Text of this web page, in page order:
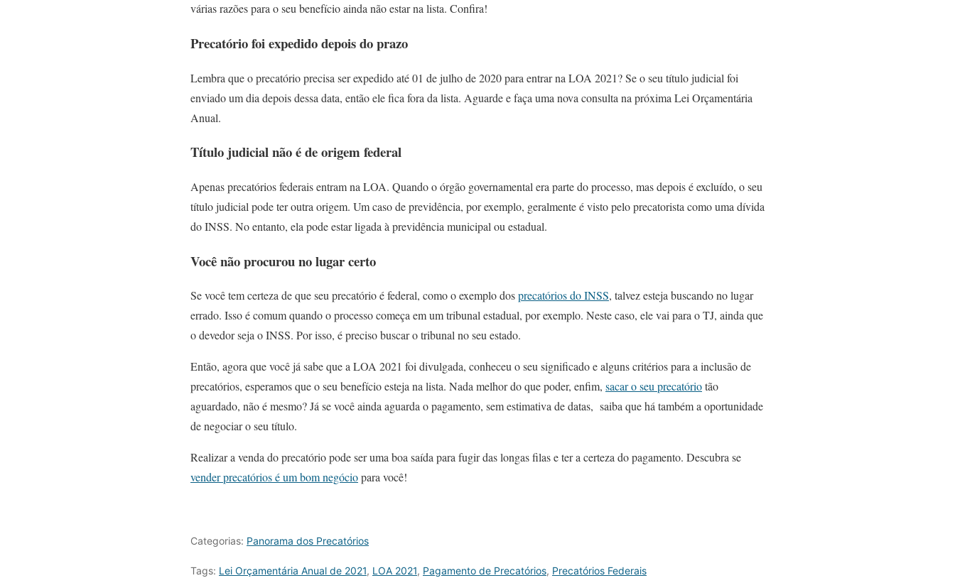
várias razões para o seu benefício ainda não estar na lista. Confira!
Precatório foi expedido depois do prazo
Lembra que o precatório precisa ser expedido até 01 de julho de 2020 para entrar na LOA 2021? Se o seu título judicial foi
enviado um dia depois dessa data, então ele fica fora da lista. Aguarde e faça uma nova consulta na próxima Lei Orçamentária
Anual.
Título judicial não é de origem federal
Apenas precatórios federais entram na LOA. Quando o órgão governamental era parte do processo, mas depois é excluído, o seu
título judicial pode ter outra origem. Um caso de previdência, por exemplo, geralmente é visto pelo precatorista como uma dívida
do INSS. No entanto, ela pode estar ligada à previdência municipal ou estadual.
Você não procurou no lugar certo
Se você tem certeza de que seu precatório é federal, como o exemplo dosprecatórios do INSS, talvez esteja buscando no lugar
errado. Isso é comum quando o processo começa em um tribunal estadual, por exemplo. Neste caso, ele vai para o TJ, ainda que
o devedor seja o INSS. Por isso, é preciso buscar o tribunal no seu estado.
Então, agora que você já sabe que a LOA 2021 foi divulgada, conheceu o seu significado e alguns critérios para a inclusão de
precatórios, esperamos que o seu benefício esteja na lista. Nada melhor do que poder, enfim, sacar o seu precatóriotão
aguardado, não é mesmo? Já se você ainda aguarda o pagamento, sem estimativa de datas, saiba que há também a oportunidade
de negociar o seu título.
Realizar a venda do precatório pode ser uma boa saída para fugir das longas filas e ter a certeza do pagamento. Descubra se
vender precatórios é um bom negóciopara você!
Categorias: Panorama dos Precatórios
Tags: Lei Orçamentária Anual de 2021, LOA 2021, Pagamento de Precatórios, Precatórios Federais